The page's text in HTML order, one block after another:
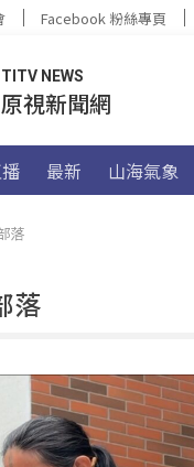
Facebook 粉絲專頁
TITV NEWS
原視新聞網
最新 山海氣象
落
落